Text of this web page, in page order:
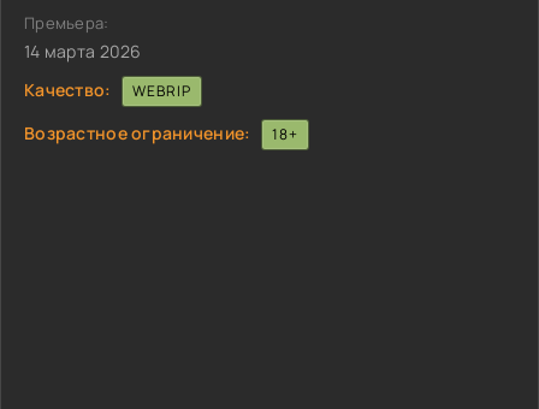
Премьера:
14 марта 2026
Качество:
WEBRIP
Возрастное ограничение: 18+